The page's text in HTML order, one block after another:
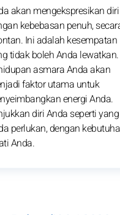
akan mengekspresikan diri
kebebasan penuh,
Ini adalah kesempatan
tidak boleh Anda lewatkan.
asmara Anda akan
faktor utama untuk
energi Anda.
diri Anda seperti yang
perlukan, dengan
Anda.